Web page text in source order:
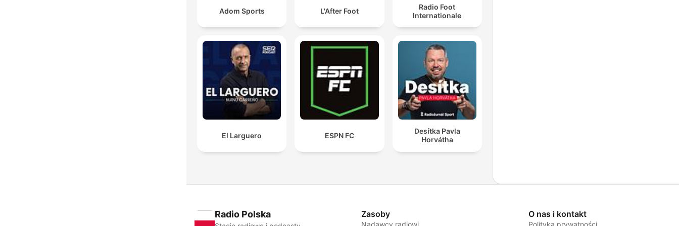
Adom Sports L'After Foot
Radio Foot
Internationale
El Larguero ESPN FC
Desítka Pavla
Horvátha
Radio Polska Zasoby
Nadawcy radiowi
O nas i kontakt
Polityka prywatności